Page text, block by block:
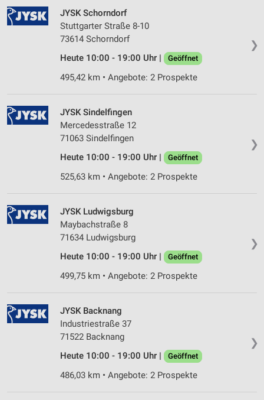
❯
JYSK Schorndorf
Stuttgarter Straße 8-10
73614 Schorndorf
Heute 10:00 - 19:00 Uhr |
Geöffnet
495,42 km • Angebote: 2 Prospekte
❯
JYSK Sindelfingen
Mercedesstraße 12
71063 Sindelfingen
Heute 10:00 - 19:00 Uhr |
Geöffnet
525,63 km • Angebote: 2 Prospekte
❯
JYSK Ludwigsburg
Maybachstraße 8
71634 Ludwigsburg
Heute 10:00 - 19:00 Uhr |
Geöffnet
499,75 km • Angebote: 2 Prospekte
❯
JYSK Backnang
Industriestraße 37
71522 Backnang
Heute 10:00 - 19:00 Uhr |
Geöffnet
486,03 km • Angebote: 2 Prospekte